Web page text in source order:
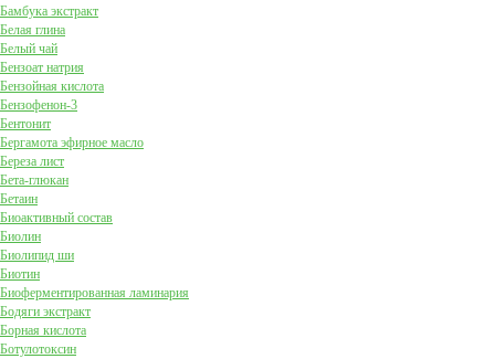
Бамбука экстракт
Белая глина
Белый чай
Бензоат натрия
Бензойная кислота
Бензофенон-3
Бентонит
Бергамота эфирное масло
Береза лист
Бета-глюкан
Бетаин
Биоактивный состав
Биолин
Биолипид ши
Биотин
Биоферментированная ламинария
Бодяги экстракт
Борная кислота
Ботулотоксин